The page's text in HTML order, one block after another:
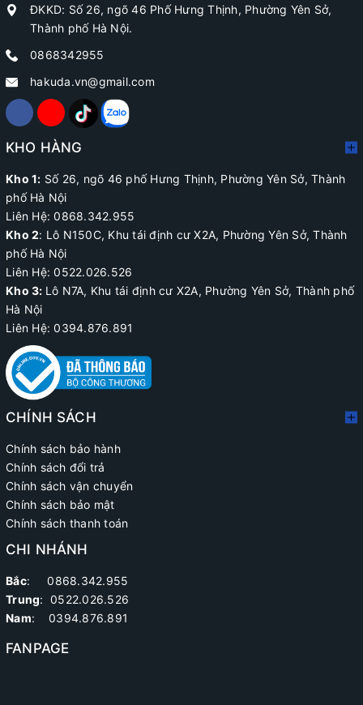
ĐKKD: Số 26, ngõ 46 Phố Hưng Thịnh, Phường Yên Sở,
Thành phố Hà Nội.
0868342955
hakuda.vn@gmail.com
KHO HÀNG
Kho 1: Số 26, ngõ 46 phố Hưng Thịnh, Phường Yên Sở, Thành
phố Hà Nội
Liên Hệ: 0868.342.955
Kho 2: Lô N150C, Khu tái định cư X2A, Phường Yên Sở, Thành
phố Hà Nội
Liên Hệ:0522.026.526
Kho 3: Lô N7A, Khu tái định cư X2A, Phường Yên Sở, Thành phố
Hà Nội
Liên Hệ: 0394.876.891
CHÍNH SÁCH
Chính sách bảo hành
Chính sách đổi trả
Chính sách vận chuyển
Chính sách bảo mật
Chính sách thanh toán
CHI NHÁNH
Bắc: 0868.342.955
Trung: 0522.026.526
Nam: 0394.876.891
FANPAGE